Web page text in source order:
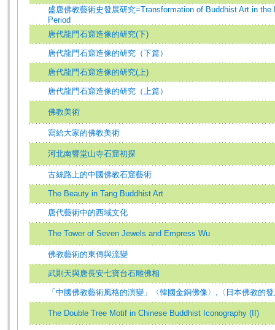
盛唐佛教藝術史發展研究=Transformation of Buddhist Art in the
Period
唐代龍門石窟造像的研究(下)
唐代龍門石窟造像的研究（下篇）
唐代龍門石窟造像的研究(上)
唐代龍門石窟造像的研究（上篇）
佛教美術
寫給大家的佛教美術
河北南響堂山寺石窟初探
古絲路上的中國佛教石窟藝術
The Beauty in Tang Buddhist Art
唐代藝術中的西域文化
The Tower of Seven Jewels and Empress Wu
佛教藝術的東傳與流變
武則天與唐長安七寶台石雕佛相
「中國佛教藝術風格的演變」〈韓國金銅佛像〉,〈日本佛教的
The Double Tree Motif in Chinese Buddhist Iconography (II)